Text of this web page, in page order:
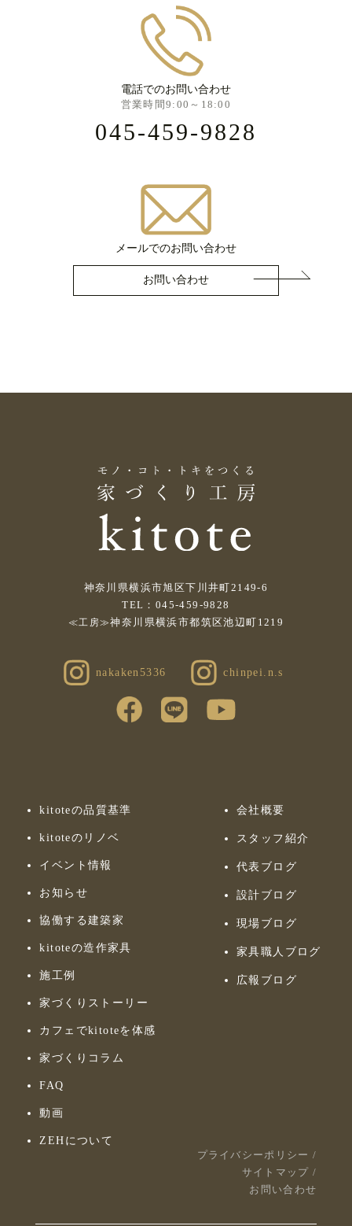
電話でのお問い合わせ
営業時間9:00～18:00
045-459-9828
メールでのお問い合わせ
お問い合わせ
神奈川県横浜市旭区下川井町2149-6
TEL：045-459-9828
≪工房≫神奈川県横浜市都筑区池辺町1219
nakaken5336 chinpei.n.s
kitoteの品質基準
kitoteのリノベ
イベント情報
お知らせ
協働する建築家
kitoteの造作家具
施工例
家づくりストーリー
カフェでkitoteを体感
家づくりコラム
FAQ
動画
ZEHについて
会社概要
スタッフ紹介
代表ブログ
設計ブログ
現場ブログ
家具職人ブログ
広報ブログ
プライバシーポリシー /
サイトマップ /
お問い合わせ